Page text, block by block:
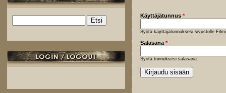
Hakulomake
Käyttäjätunnus *
Syötä käyttäjätunnuksesi sivustolle
Salasana *
Syötä tunnuksesi salasana.